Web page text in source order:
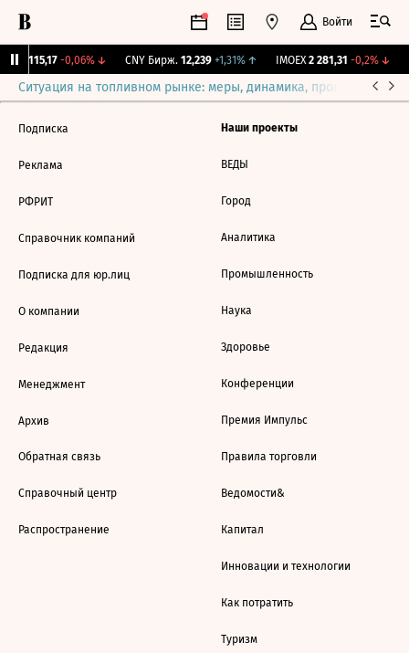
Войти
115,17 -0,06%↓ CNY Бирж. 12,239 +1,31%↑ IMOEX 2 281,31 -0,2%↓
Ситуация на топливном рынке: меры, динамика, прогнозы
Подписка
Реклама
РФРИТ
Справочник компаний
Подписка для юр.лиц
О компании
Редакция
Менеджмент
Архив
Обратная связь
Справочный центр
Распространение
Наши проекты
ВЕДЫ
Город
Аналитика
Промышленность
Наука
Здоровье
Конференции
Премия Импульс
Правила торговли
Ведомости&
Капитал
Инновации и технологии
Как потратить
Туризм